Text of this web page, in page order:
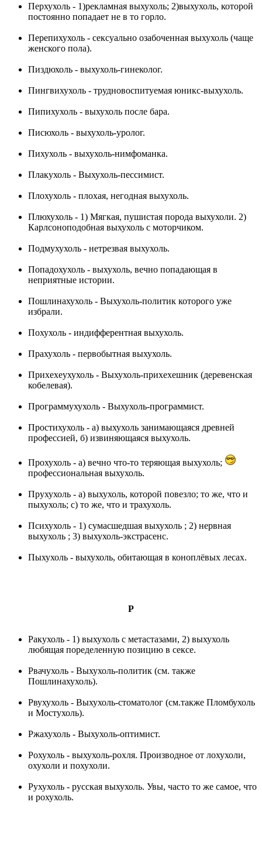
Перхухоль - 1)рекламная выхухоль; 2)выхухоль, которой
постоянно попадает не в то горло.
Перепихухоль - сексуально озабоченная выхухоль (чаще
женского пола).
Пиздюхоль - выхухоль-гинеколог.
Пингвихухоль - трудновоспитуемая юникс-выхухоль.
Пипихухоль - выхухоль после бара.
Писюхоль - выхухоль-уролог.
Пихухоль - выхухоль-нимфоманка.
Плакухоль - Выхухоль-пессимист.
Плохухоль - плохая, негодная выхухоль.
Плюхухоль - 1) Мягкая, пушистая порода выхухоли. 2)
Карлсоноподобная выхухоль с моторчиком.
Подмухухоль - нетрезвая выхухоль.
Попадохухоль - выхухоль, вечно попадающая в
неприятные истории.
Пошлинахухоль - Выхухоль-политик которого уже
избрали.
Похухоль - индифферентная выхухоль.
Прахухоль - первобытная выхухоль.
Прихехеухухоль - Выхухоль-прихехешник (деревенская
кобелевая).
Программухухоль - Выхухоль-программист.
Простихухоль - а) выхухоль занимающаяся древней
профессией, б) извиняющаяся выхухоль.
Прохухоль - а) вечно что-то теряющая выхухоль;
профессиональная выхухоль.
Прухухоль - а) выхухоль, которой повезло; то же, что и
пыхухоль; c) то же, что и трахухоль.
Психухоль - 1) сумасшедшая выхухоль ; 2) нервная
выхухоль ; 3) выхухоль-экстрасенс.
Пыхухоль - выхухоль, обитающая в коноплёвых лесах.
Р
Ракухоль - 1) выхухоль с метастазами, 2) выхухоль
любящая поределенную позицию в сексе.
Рвачухоль - Выхухоль-политик (см. также
Пошлинахухоль).
Рвухухоль - Выхухоль-стоматолог (см.также Пломбухоль
и Мостухоль).
Ржахухоль - Выхухоль-оптимист.
Рохухоль - выхухоль-рохля. Производное от лохухоли,
охухоли и похухоли.
Рухухоль - русская выхухоль. Увы, часто то же самое, что
и рохухоль.